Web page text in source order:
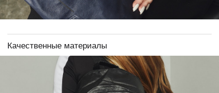
Качественные материалы